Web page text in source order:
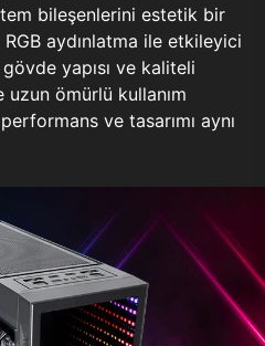
bileşenlerini estetik bir
aydınlatma ile etkileyici
yapısı ve kaliteli
ömürlü kullanım
ve tasarımı aynı